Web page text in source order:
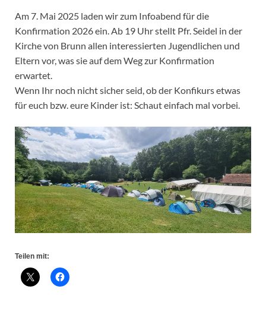
Am 7. Mai 2025 laden wir zum Infoabend für die
Konfirmation 2026 ein. Ab 19 Uhr stellt Pfr. Seidel in der
Kirche von Brunn allen interessierten Jugendlichen und
Eltern vor, was sie auf dem Weg zur Konfirmation
erwartet.
Wenn Ihr noch nicht sicher seid, ob der Konfikurs etwas
für euch bzw. eure Kinder ist: Schaut einfach mal vorbei.
Teilen mit: